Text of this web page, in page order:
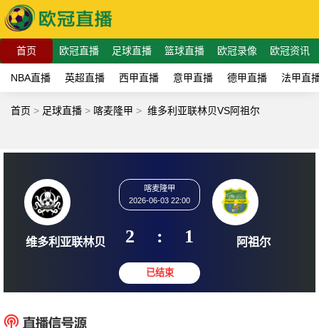
首页 欧冠直播 足球直播 篮球直播 欧冠录像 欧冠资讯
NBA直播 英超直播 西甲直播 意甲直播 德甲直播 法甲直
首页 > 足球直播 > 喀麦隆甲 > 维多利亚联林贝VS阿祖尔
维多利亚联林贝
喀麦隆甲
2026-06-03 22:00
2 : 1 阿